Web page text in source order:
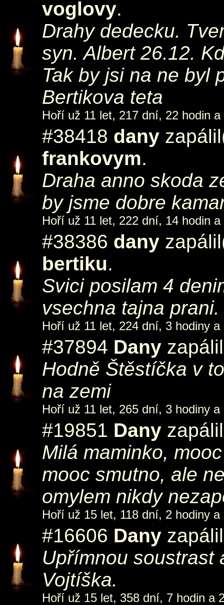
voglovy.
Drahy dedecku.
syn. Albert 26.12.
Tak by jsi na ne byl
Bertikova teta
Hoří už 11 let, 217 dní, 22 hodin a
#38418 dany
frankovym.
Draha anno skoda
by jsme dobre
Hoří už 11 let, 222 dní, 14 hodin a
#38386 dany
bertiku.
Svici posilam 4
vsechna tajna
Hoří už 11 let, 224 dní, 3 hodiny a
#37894 Dany
Hodně Štěstíčka v
na zemi
Hoří už 11 let, 265 dní, 3 hodiny a
#19851 Dany
Milá maminko,
mooc smutno, ale
omylem nikdy
Hoří už 15 let, 118 dní, 2 hodiny a
#16606 Dany
Upřímnou soustrast
Vojtíška.
Hoří už 15 let, 358 dní, 7 hodin a